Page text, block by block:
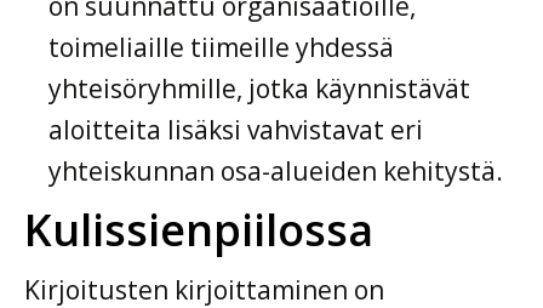
toimeliaille tiimeille yhdessä
yhteisöryhmille, jotka käynnistävät
aloitteita lisäksi vahvistavat eri
yhteiskunnan osa-alueiden kehitystä.
Kulissienpiilossa
Kirjoitusten kirjoittaminen on